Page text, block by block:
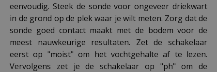
eenvoudig. Steek de sonde voor ongeveer driekwart
in de grond op de plek waar je wilt meten. Zorg dat de
sonde goed contact maakt met de bodem voor de
meest nauwkeurige resultaten. Zet de schakelaar
eerst op "moist" om het vochtgehalte af te lezen.
Vervolgens zet je de schakelaar op "ph" om de